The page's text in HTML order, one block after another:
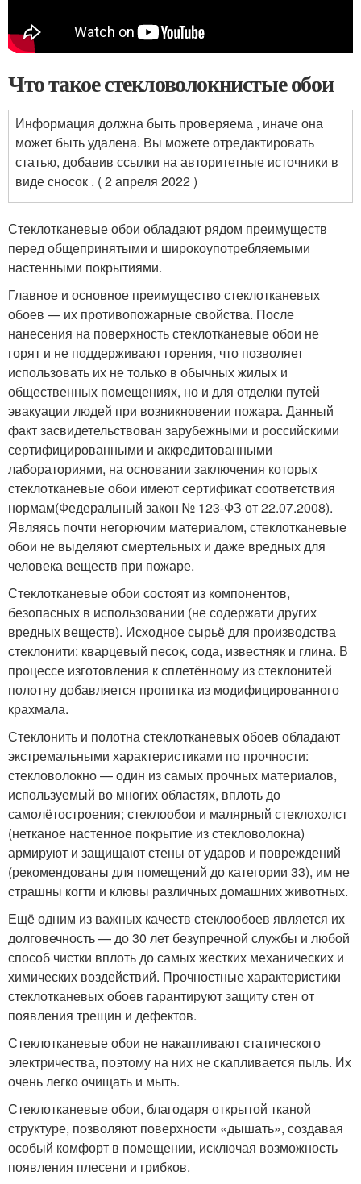
Что такое стекловолокнистые обои
Информация должна быть проверяема , иначе она
может быть удалена. Вы можете отредактировать
статью, добавив ссылки на авторитетные источники в
виде сносок . ( 2 апреля 2022 )
Стеклотканевые обои обладают рядом преимуществ
перед общепринятыми и широкоупотребляемыми
настенными покрытиями.
Главное и основное преимущество стеклотканевых
обоев — их противопожарные свойства. После
нанесения на поверхность стеклотканевые обои не
горят и не поддерживают горения, что позволяет
использовать их не только в обычных жилых и
общественных помещениях, но и для отделки путей
эвакуации людей при возникновении пожара. Данный
факт засвидетельствован зарубежными и российскими
сертифицированными и аккредитованными
лабораториями, на основании заключения которых
стеклотканевые обои имеют сертификат соответствия
нормам(Федеральный закон № 123-ФЗ от 22.07.2008).
Являясь почти негорючим материалом, стеклотканевые
обои не выделяют смертельных и даже вредных для
человека веществ при пожаре.
Стеклотканевые обои состоят из компонентов,
безопасных в использовании (не содержати других
вредных веществ). Исходное сырьё для производства
стеклонити: кварцевый песок, сода, известняк и глина. В
процессе изготовления к сплетённому из стеклонитей
полотну добавляется пропитка из модифицированного
крахмала.
Стеклонить и полотна стеклотканевых обоев обладают
экстремальными характеристиками по прочности:
стекловолокно — один из самых прочных материалов,
используемый во многих областях, вплоть до
самолётостроения; стеклообои и малярный стеклохолст
(нетканое настенное покрытие из стекловолокна)
армируют и защищают стены от ударов и повреждений
(рекомендованы для помещений до категории 33), им не
страшны когти и клювы различных домашних животных.
Ещё одним из важных качеств стеклообоев является их
долговечность — до 30 лет безупречной службы и любой
способ чистки вплоть до самых жестких механических и
химических воздействий. Прочностные характеристики
стеклотканевых обоев гарантируют защиту стен от
появления трещин и дефектов.
Стеклотканевые обои не накапливают статического
электричества, поэтому на них не скапливается пыль. Их
очень легко очищать и мыть.
Стеклотканевые обои, благодаря открытой тканой
структуре, позволяют поверхности «дышать», создавая
особый комфорт в помещении, исключая возможность
появления плесени и грибков.